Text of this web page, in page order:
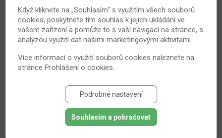
Biosimilars: levnější varianta cílené léčby
Generika neboli ne tak drahé kopie originálních léků
jsou dnes využívána běžně. V případě biologik dosud
takové ekvivalenty neexistovaly. Situaci však mění
„biosimilars“, jejichž využití v praxi bylo loni prvně
schváleno Evropskou lékovou agenturou. Jde ale
skutečně o kopie originálů?
Když kliknete na „Souhlasím“ s využitím všech souborů
cookies, poskytnete tím souhlas k jejich ukládání ve
vašem zařízení a pomůže to s vaší navigací na stránce, s
analýzou využití dat našimi marketingovými aktivitami.
Více informací o využití souborů cookies naleznete na
stránceProhlášení o cookies.
Podrobné nastavení
Souhlasím a pokračovat